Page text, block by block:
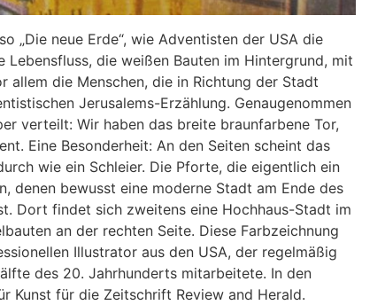
„Die neue Erde“, wie Adventisten der USA die
die weißen Bauten im Hintergrund, mit
allem die Menschen, die in Richtung der Stadt
Jerusalems-Erzählung. Genaugenommen
verteilt: Wir haben das breite braunfarbene Tor,
Eine Besonderheit: An den Seiten scheint das
wie ein Schleier. Die Pforte, die eigentlich ein
denen bewusst eine moderne Stadt am Ende des
Dort findet sich zweitens eine Hochhaus-Stadt im
an der rechten Seite. Diese Farbzeichnung
Illustrator aus den USA, der regelmäßig
des 20. Jahrhunderts mitarbeitete. In den
Kunst für die Zeitschrift Review and Herald.